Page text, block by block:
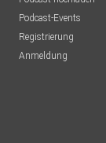
Podcast-Events
Registrierung
Anmeldung